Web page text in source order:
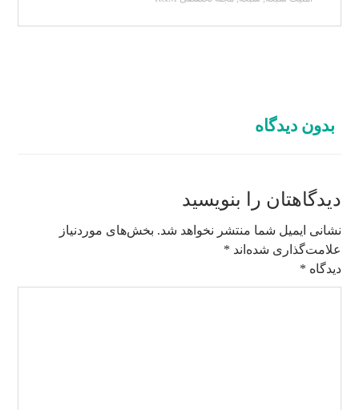
بدون دیدگاه
دیدگاهتان را بنویسید
نشانی ایمیل شما منتشر نخواهد شد. بخش‌های موردنیاز
علامت‌گذاری شده‌اند *
دیدگاه *